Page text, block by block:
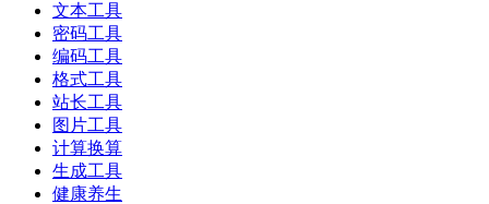
文本工具
密码工具
编码工具
格式工具
站长工具
图片工具
计算换算
生成工具
健康养生